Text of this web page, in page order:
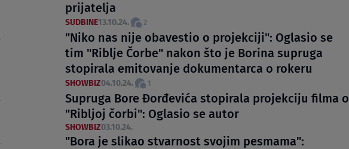
prijatelja
SUDBINE13.10.24. 2
"Niko nas nije obavestio o projekciji": Oglasio se
tim "Riblje Čorbe" nakon što je Borina supruga
stopirala emitovanje dokumentarca o rokeru
SHOWBIZ04.10.24. 1
Supruga Bore Đorđevića stopirala projekciju filma o
"Ribljoj čorbi": Oglasio se autor
SHOWBIZ03.10.24.
"Bora je slikao stvarnost svojim pesmama":